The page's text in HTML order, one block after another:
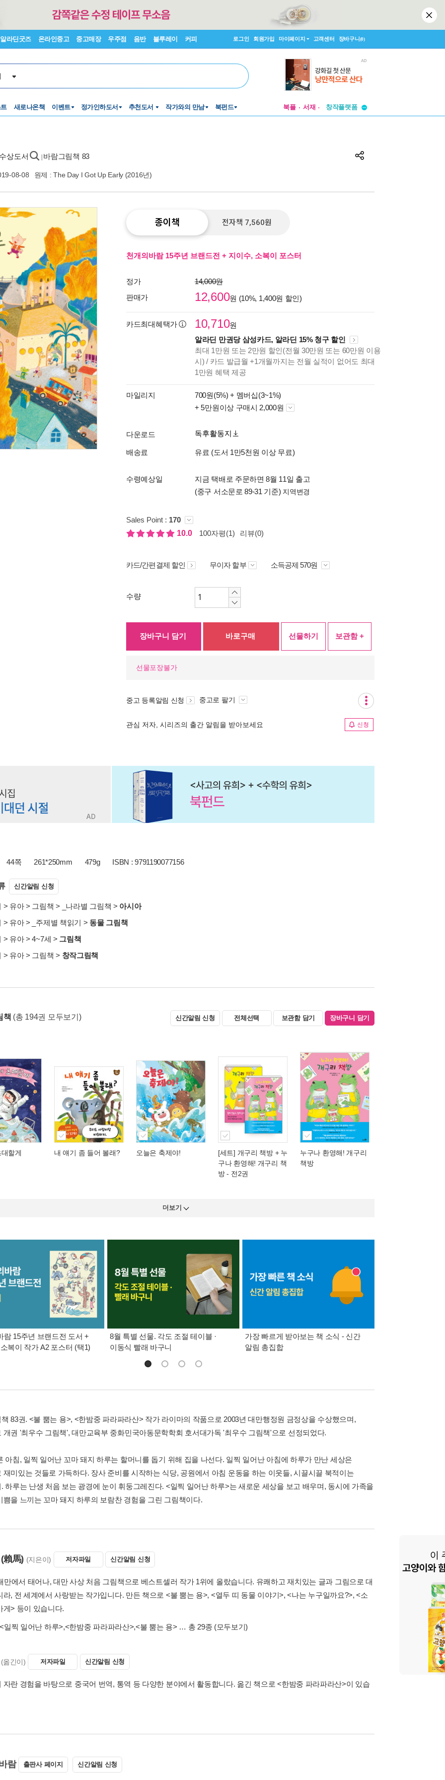
알라딘굿즈 온라인중고 중고매장 우주점 음반 블루레이 커피 로그인 회원가입 마이페이지 고객센터 장바구니(0)
새로나온책 이벤트 정가인하도서 추천도서 작가와의 만남 북펀드 북플 서재
창작플랫폼
상도서 바람그림책 83
08-08 원제 : The Day I Got Up Early (2016년)
종이책 전자책 7,560원
천개의바람 15주년 브랜드전 + 지이수, 소복이 포스터
정가
14,000원
판매가
12,600원 (10%, 1,400원 할인)
카드최대혜택가 10,710원
알라딘 만권당 삼성카드, 알라딘 15% 청구 할인
최대 1만원 또는 2만원 할인(전월 30만원 또는 60만원 이용
시) / 카드 발급월 +1개월까지는 전월 실적이 없어도 최대
1만원 혜택 제공
마일리지 700원(5%) + 멤버십(3~1%)
+ 5만원이상 구매시 2,000원
다운로드 독후활동지
배송료 유료 (도서 1만5천원 이상 무료)
수령예상일
지금 택배로 주문하면 8월 11일 출고
(중구 서소문로 89-31 기준) 지역변경
Sales Point : 170
10.0
100자평(1) 리뷰(0)
카드/간편결제 할인 무이자 할부 소득공제 570원
수량
장바구니 담기 바로구매 선물하기 보관함 +
선물포장불가
중고 등록알림 신청 중고로 팔기
관심 저자, 시리즈의 출간 알림을 받아보세요 신청
44쪽 261*250mm 479g ISBN : 9791190077156
신간알림 신청
> 유아> 그림책 > _나라별 그림책 > 아시아
> 유아> _주제별 책읽기 > 동물 그림책
> 유아>4~7세 > 그림책
> 유아> 그림책 > 창작그림책
책 (총 194권 모두보기) 신간알림 신청 전체선택 보관함 담기 장바구니 담기
할게 내 얘기 좀 들어 볼래? 오늘은 축제야!
[세트] 개구리 책방 + 누
구나 환영해! 개구리 책
방 - 전2권
누구나 환영해! 개구리
책방
더보기
람 15주년 브랜드전 도서 +
복이 작가 A2 포스터 (택1)
8월 특별 선물. 각도 조절 테이블 ·
이동식 빨래 바구니
가장 빠르게 받아보는 책 소식 - 신간
알림 총집합
83권. <불 뿜는 용>, <한밤중 파라파라산> 작가 라이마의 작품으로 2003년 대만행정원 금정상을 수상했으며,
개권 '최우수 그림책', 대만교육부 중화민국아동문학학회 호서대가독 '최우수 그림책'으로 선정되었다.
아침, 일찍 일어난 꼬마 돼지 하루는 할머니를 돕기 위해 집을 나선다. 일찍 일어난 아침에 하루가 만난 세상은
재미있는 것들로 가득하다. 장사 준비를 시작하는 식당, 공원에서 아침 운동을 하는 이웃들, 시끌시끌 북적이는
하루는 난생 처음 보는 광경에 눈이 휘둥그레진다. <일찍 일어난 하루>는 새로운 세상을 보고 배우며, 동시에 가족을
쁨을 느끼는 꼬마 돼지 하루의 보람찬 경험을 그린 그림책이다.
賴馬) (지은이) 저자파일 신간알림 신청
만에서 태어나, 대만 사상 처음 그림책으로 베스트셀러 작가 1위에 올랐습니다. 유쾌하고 재치있는 글과 그림으로 대
라, 전 세계에서 사랑받는 작가입니다. 만든 책으로 <불 뿜는 용>, <열두 띠 동물 이야기>, <나는 누구일까요?>, <소
게> 등이 있습니다.
<일찍 일어난 하루>,<한밤중 파라파라산>,<불 뿜는 용> … 총 29종 (모두보기)
(옮긴이) 저자파일 신간알림 신청
자란 경험을 바탕으로 중국어 번역, 통역 등 다양한 분야에서 활동합니다. 옮긴 책으로 <한밤중 파라파라산>이 있습
람 출판사 페이지 신간알림 신청